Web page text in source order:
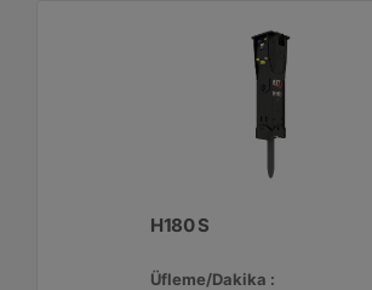
H180 S
Üfleme/Dakika :